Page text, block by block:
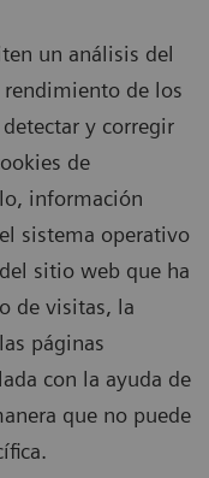
un análisis del
de los
y corregir
de
información
sistema operativo
sitio web que ha
de visitas, la
páginas
con la ayuda de
que no puede